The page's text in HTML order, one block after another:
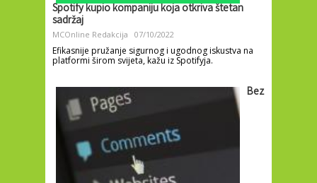
Spotify kupio kompaniju koja otkriva štetan
sadržaj
MCOnline Redakcija 07/10/2022
Efikasnije pružanje sigurnog i ugodnog iskustva na
platformi širom svijeta, kažu iz Spotifyja.
Bez